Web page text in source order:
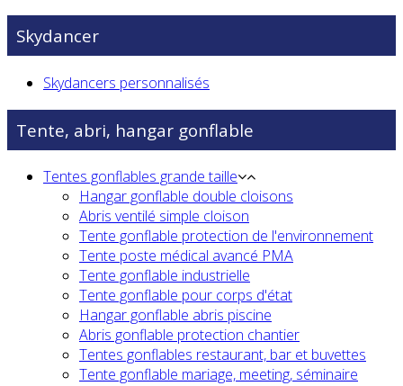
Skydancer
Skydancers personnalisés
Tente, abri, hangar gonflable
Tentes gonflables grande taille
Hangar gonflable double cloisons
Abris ventilé simple cloison
Tente gonflable protection de l'environnement
Tente poste médical avancé PMA
Tente gonflable industrielle
Tente gonflable pour corps d'état
Hangar gonflable abris piscine
Abris gonflable protection chantier
Tentes gonflables restaurant, bar et buvettes
Tente gonflable mariage, meeting, séminaire